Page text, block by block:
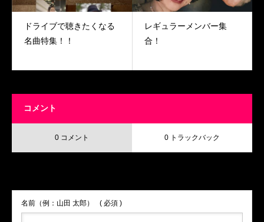
ドライブで聴きたくなる
名曲特集！！
レギュラーメンバー集
合！
コメント
0 コメント 0 トラックバック
名前（例：山田 太郎） ( 必須 )